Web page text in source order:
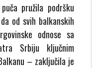
pružila podršku
od svih balkanskih
odnose sa
Srbiju ključnim
– zaključila je